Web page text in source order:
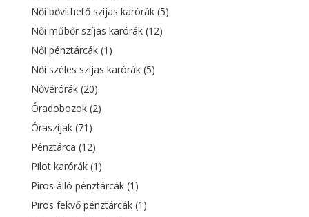
Női bővíthető szíjas karórák (5)
Női műbőr szíjas karórák (12)
Női pénztárcák (1)
Női széles szíjas karórák (5)
Nővérórák (20)
Óradobozok (2)
Óraszíjak (71)
Pénztárca (12)
Pilot karórák (1)
Piros álló pénztárcák (1)
Piros fekvő pénztárcák (1)